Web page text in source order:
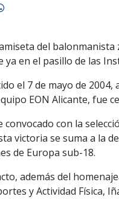
Whatsapp
del balonmanista
ya en el pasillo de las
el 7 de mayo de 2004,
EON Alicante, fue
convocado con la
victoria se suma a la
de Europa sub-18.
además del
y Actividad Física,